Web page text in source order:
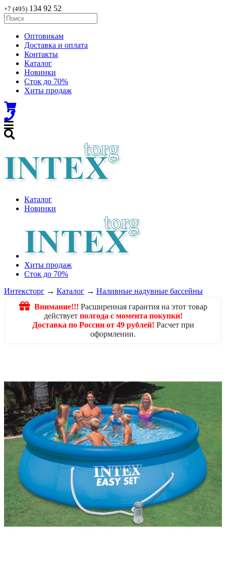
+7 (495) 134 92 52
Оптовикам
Доставка и оплата
Контакты
Каталог
Новинки
Сток до 70%
Хиты продаж
Каталог
Новинки
Хиты продаж
Сток до 70%
Интексторг → Каталог → Наливные надувные бассейны
Внимание!!! Расширенная гарантия на этот товар
действует полгода с момента покупки!
Доставка по России от 49 рублей! Расчет при
оформлении.